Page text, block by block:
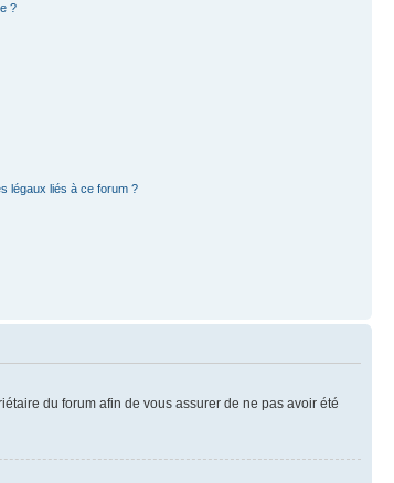
?
légaux liés à ce forum ?
du forum afin de vous assurer de ne pas avoir été